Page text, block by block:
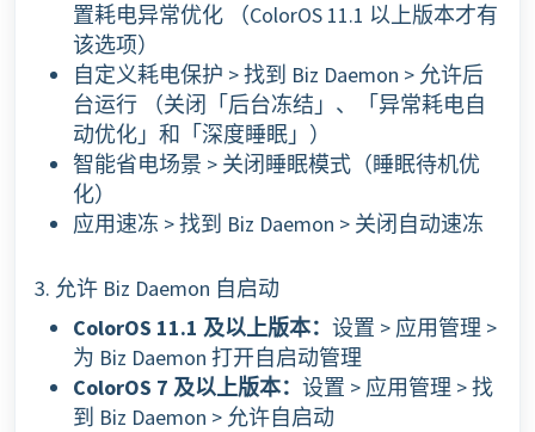
置耗电异常优化 （ColorOS 11.1 以上版本才有
该选项）
自定义耗电保护 > 找到 Biz Daemon > 允许后
台运行 （关闭「后台冻结」、「异常耗电自
动优化」和「深度睡眠」）
智能省电场景 > 关闭睡眠模式（睡眠待机优
化）
应用速冻 > 找到 Biz Daemon > 关闭自动速冻
3. 允许 Biz Daemon 自启动
ColorOS 11.1 及以上版本： 设置 > 应用管理 >
为 Biz Daemon 打开自启动管理
ColorOS 7 及以上版本： 设置 > 应用管理 > 找
到 Biz Daemon > 允许自启动